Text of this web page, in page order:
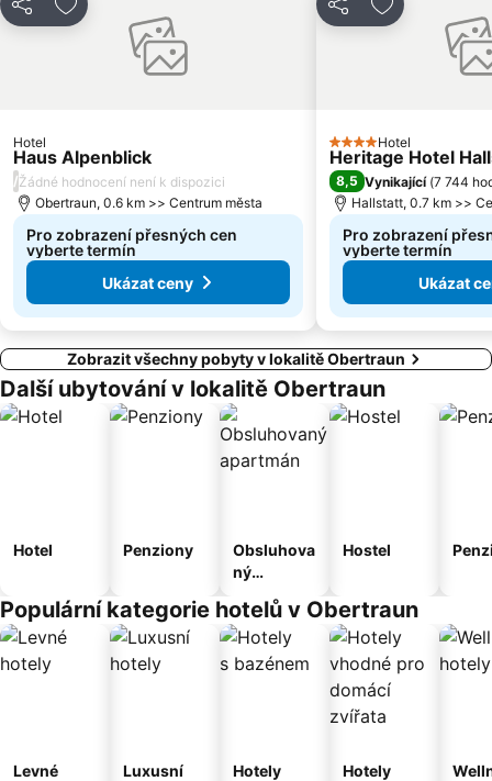
Congress Wolfgangsee
Fuschlsee
Salzwelten Hallstatt
Keltenblitz Dürnberg
Sdílet Přidat na seznam oblíbených hotelů
Hotel
Haus Alpenblick
/Žádné hodnocení není k dispozici
Obertraun, 0.6 km >> Centrum města
Pro zobrazení přesných cen
vyberte termín
Ukázat ceny
Sdílet Přidat na
4 Počet hvězdiček
Hotel
Heritage Hotel
8,5 Vynikající (7 744
Hallstatt, 0.7 km >>
Pro zobrazení
vyberte termín
Ukázat
Zobrazit všechny pobyty v lokalitě Obertraun
Další ubytování v lokalitě Obertraun
Hotel Penziony
Obsluhova
ný
Hostel
Populární kategorie hotelů v Obertraun
Levné
Luxusní
Hotely
Hotely